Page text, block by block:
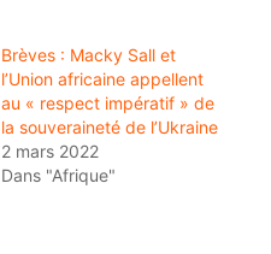
Brèves : Macky Sall et
l’Union africaine appellent
au « respect impératif » de
la souveraineté de l’Ukraine
2 mars 2022
Dans "Afrique"